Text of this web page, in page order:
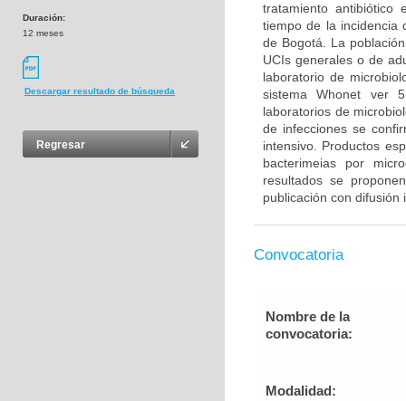
Duración:
12 meses
Descargar resultado de búsqueda
Regresar
tratamiento antibiótico
tiempo de la incidencia
de Bogotá. La
UCIs generales o de
laboratorio de
sistema Whonet ver
laboratorios de
de infecciones se
intensivo. Productos
bacterimeias por
resultados se
publicación con
Convocatoria
Nombre de la
convocatoria:
Modalidad: